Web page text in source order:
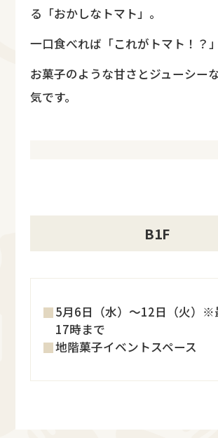
る「おかしなトマト」。
一口食べれば「これがトマト！？
お菓子のような甘さとジューシー
気です。
B1F
5月6日（水）～12日（火）※
17時まで
地階菓子イベントスペース